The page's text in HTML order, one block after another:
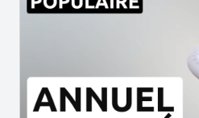
régulièrement.
Rendez-vous ponctuels
cours live et échange
Résiliable à tout moment,
automatique.